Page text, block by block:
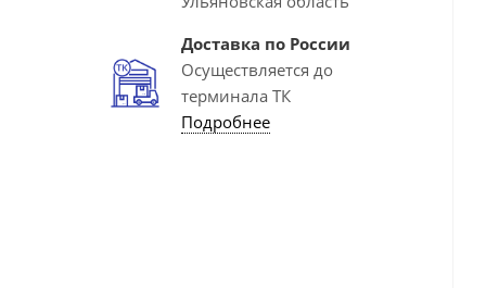
Доставка по России
Осуществляется до
терминала ТК
Подробнее